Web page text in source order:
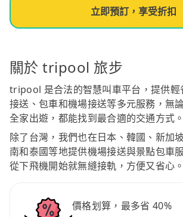
立即預訂，享受折扣
關於 tripool 旅步
tripool 是合法的智慧叫車平台，提供輕
接送、包車和機場接送等多元服務，無
全家出遊，都能找到最合適的交通方式。
除了台灣，我們也在日本、韓國、新加
南和泰國等地提供機場接送與景點包車
從下飛機開始就無縫接軌，方便又省心。
價格划算，最多省 40%